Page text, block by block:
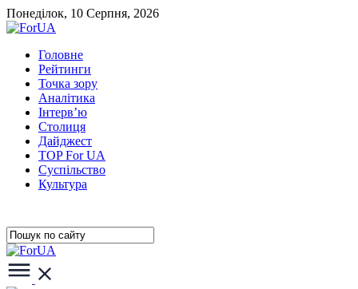
Понеділок, 10 Серпня, 2026
Головне
Рейтинги
Точка зору
Аналітика
Інтерв’ю
Столиця
Дайджест
TOP For UA
Суспiльство
Культура